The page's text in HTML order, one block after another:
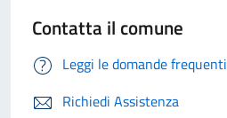
Contatta il comune
Leggi le domande frequenti
Richiedi Assistenza